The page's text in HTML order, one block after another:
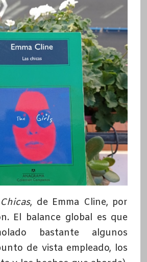
, de Emma Cline, por
El balance global es que
bastante algunos
de vista empleado, los